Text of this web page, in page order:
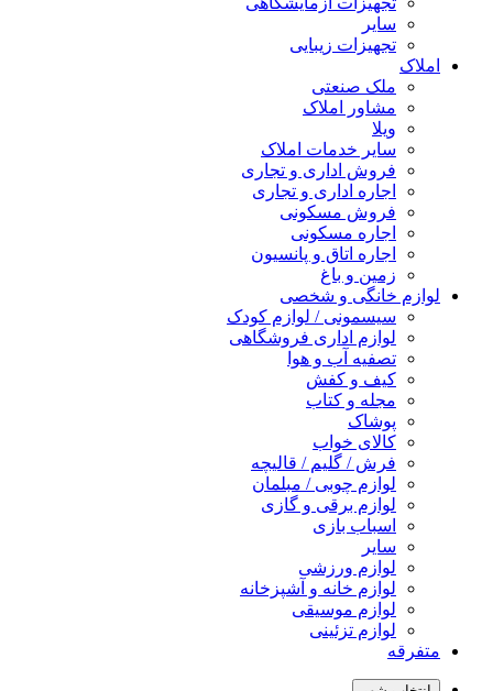
سایر
تجهیزات زیبایی
املاک
ملک صنعتی
مشاور املاک
ویلا
سایر خدمات املاک
فروش اداری و تجاری
اجاره اداری و تجاری
فروش مسکونی
اجاره مسکونی
اجاره اتاق و پانسیون
زمین و باغ
لوازم خانگی و شخصی
سیسمونی / لوازم کودک
لوازم اداری فروشگاهی
تصفیه آب و هوا
کیف و کفش
مجله و کتاب
پوشاک
کالای خواب
فرش / گلیم / قالیچه
لوازم چوبی / مبلمان
لوازم برقی و گازی
اسباب بازی
سایر
لوازم ورزشی
لوازم خانه و آشپزخانه
لوازم موسیقی
لوازم تزئینی
متفرقه